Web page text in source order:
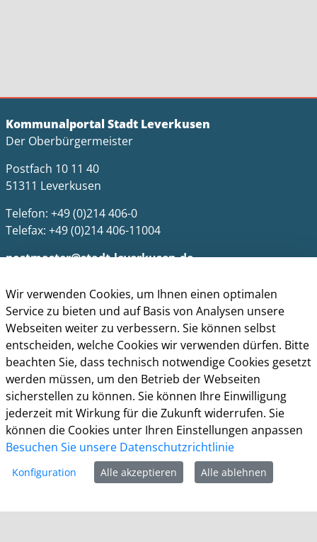
Kommunalportal Stadt Leverkusen
Der Oberbürgermeister
Postfach 10 11 40
51311 Leverkusen
Telefon: +49 (0)214 406-0
Telefax: +49 (0)214 406-11004
postmaster@stadt.leverkusen.de
Öffnungszeiten
Die allgemeinen Servicezeiten der Verwaltung
(telefonische Erreichbarkeit) sind:
Montag bis Donnerstag: 8.30 bis 15.30 Uhr
Freitag: 8.30 Uhr bis 13.30 Uhr
Impressum
Datenschutz
Cookie-Richtlinie
Kontakt
Homepage der Stadt Leverkusen
Wir verwenden Cookies, um Ihnen einen optimalen
Service zu bieten und auf Basis von Analysen unsere
Webseiten weiter zu verbessern. Sie können selbst
entscheiden, welche Cookies wir verwenden dürfen. Bitte
beachten Sie, dass technisch notwendige Cookies gesetzt
werden müssen, um den Betrieb der Webseiten
sicherstellen zu können. Sie können Ihre Einwilligung
jederzeit mit Wirkung für die Zukunft widerrufen. Sie
können die Cookies unter Ihren Einstellungen anpassen
Besuchen Sie unsere Datenschutzrichtlinie
Konfiguration Alle akzeptieren Alle ablehnen